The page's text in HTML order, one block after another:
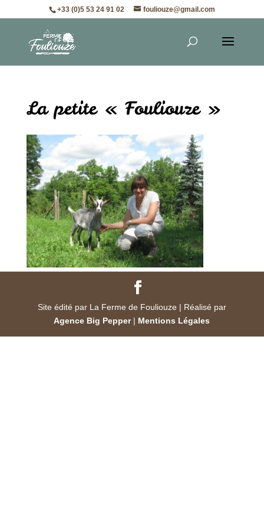
+33 (0)5 53 24 91 02 fouliouze@gmail.com
La petite « Fouliouze »
Site édité par La Ferme de Fouliouze | Réalisé par
Agence Big Pepper| Mentions Légales